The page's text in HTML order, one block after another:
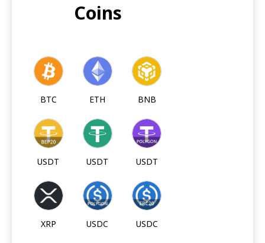
Coins
BTC ETH BNB
USDT USDT USDT
XRP USDC USDC